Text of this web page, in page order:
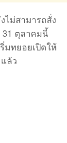
ไม่สามารถสั่ง
31 ตุลาคมนี้
มทยอยเปิดให้
แล้ว